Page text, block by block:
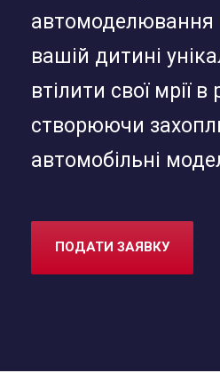
автомоделювання
вашій дитині
втілити свої мрії в
створюючи
автомобільні
ПОДАТИ ЗАЯВКУ